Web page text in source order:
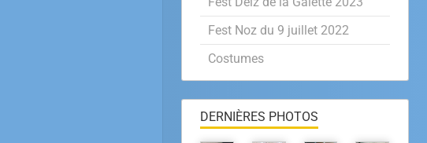
Fest Noz du 9 juillet 2022
Costumes
DERNIÈRES PHOTOS